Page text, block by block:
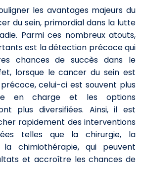
les avantages majeurs du
du sein, primordial dans la lutte
Parmi ces nombreux atouts,
est la détection précoce qui
chances de succès dans le
lorsque le cancer du sein est
celui-ci est souvent plus
en charge et les options
plus diversifiées. Ainsi, il est
rapidement des interventions
telles que la chirurgie, la
chimiothérapie, qui peuvent
et accroître les chances de